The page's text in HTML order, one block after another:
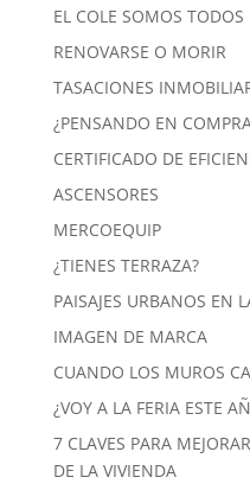
EL COLE SOMOS TODOS
RENOVARSE O MORIR
TASACIONES
¿PENSANDO EN
CERTIFICADO DE
ASCENSORES
MERCOEQUIP
¿TIENES TERRAZA?
PAISAJES URBANOS EN
IMAGEN DE MARCA
CUANDO LOS MUROS
¿VOY A LA FERIA ESTE
7 CLAVES PARA
DE LA VIVIENDA